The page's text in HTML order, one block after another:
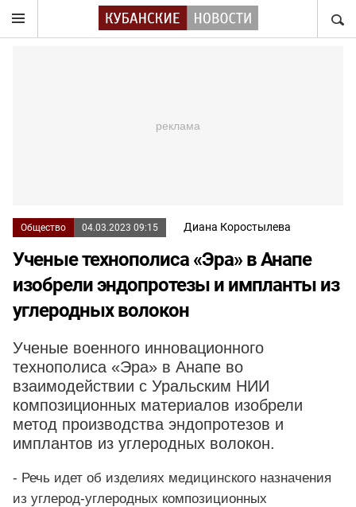
Общество 04.03.2023 09:15 Диана Коростылева
Ученые технополиса «Эра» в Анапе
изобрели эндопротезы и импланты из
углеродных волокон
Ученые военного инновационного
технополиса «Эра» в Анапе во
взаимодействии с Уральским НИИ
композиционных материалов изобрели
метод производства эндопротезов и
имплантов из углеродных волокон.
- Речь идет об изделиях медицинского назначения
из углерод-углеродных композиционных